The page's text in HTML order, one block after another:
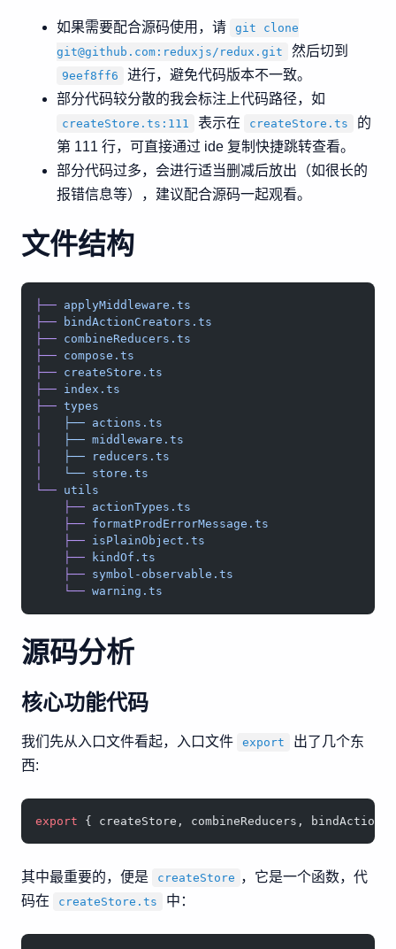
如果需要配合源码使用，请
git clone
git@github.com :reduxjs/redux.git 然后切到
9eef8ff6
进行，避免代码版本不一致。
部分代码较分散的我会标注上代码路径，如
createStore.ts:111 表示在 createStore.ts
的
第 111 行，可直接通过 ide 复制快捷跳转查看。
部分代码过多，会进行适当删减后放出（如很长的
报错信息等），建议配合源码一起观看。
文件结构
├── applyMiddleware.ts
├── bindActionCreators.ts
├── combineReducers.ts
├── compose.ts
├── createStore.ts
├── index.ts
├── types
   ├──
actions.ts
   ├──
middleware.ts
   ├──
reducers.ts
   └──
store.ts
└── utils
    ├──
actionTypes.ts
    ├──
formatProdErrorMessage.ts
    ├──
isPlainObject.ts
    ├──
kindOf.ts
    ├──
symbol-observable.ts
    └──
warning.ts
源码分析
核心功能代码
我们先从入口文件看起，入口文件 export
出了几个东
西:
export { createStore, combineReducers,
其中最重要的，便是 createStore ，它是一个函数，代
码在
createStore.ts 中：